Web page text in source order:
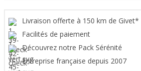
Livraison offerte à 150 km de Givet*
Facilités de paiement
Découvrez notre Pack Sérénité
Entreprise française depuis 2007